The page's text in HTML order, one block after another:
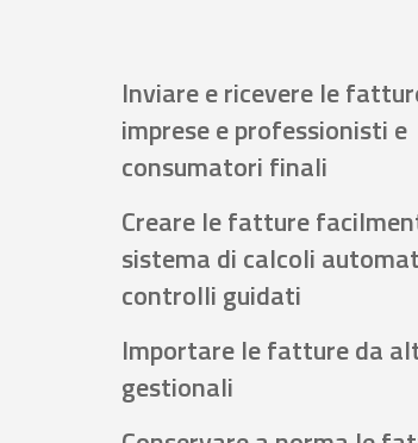
Inviare e ricevere le
imprese e professionisti e
consumatori finali
Creare le fatture
sistema di calcoli
controlli guidati
Importare le fatture da
gestionali